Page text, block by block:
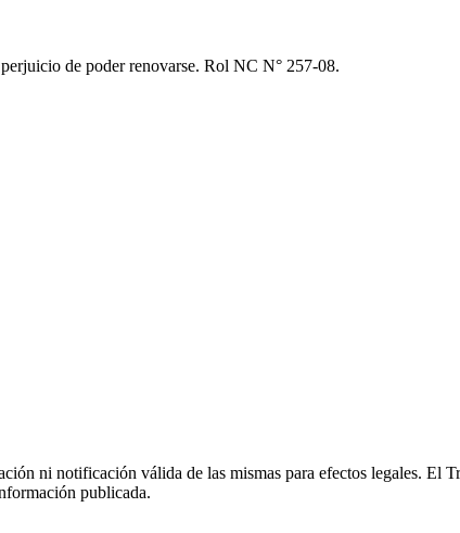
de poder renovarse. Rol NC N° 257-08.
ni notificación válida de las mismas para efectos legales. El
publicada.